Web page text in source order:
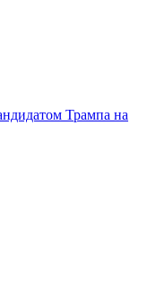
Трампа на